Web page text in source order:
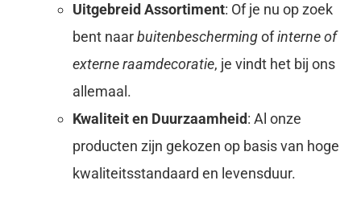
Uitgebreid Assortiment: Of je nu op zoek
bent naarbuitenbeschermingofinterne of
externe raamdecoratie, je vindt het bij ons
allemaal.
Kwaliteit en Duurzaamheid: Al onze
producten zijn gekozen op basis van hoge
kwaliteitsstandaard en levensduur.